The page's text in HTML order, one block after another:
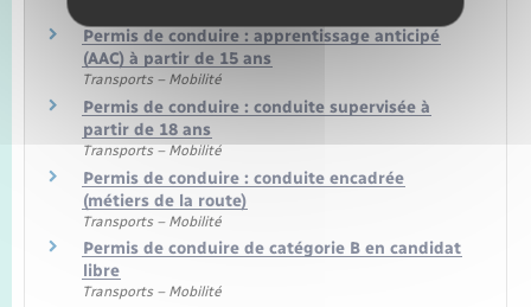
Permis de conduire : apprentissage anticipé
(AAC) à partir de 15 ans
Transports – Mobilité
Permis de conduire : conduite supervisée à
partir de 18 ans
Transports – Mobilité
Permis de conduire : conduite encadrée
(métiers de la route)
Transports – Mobilité
Permis de conduire de catégorie B en candidat
libre
Transports – Mobilité